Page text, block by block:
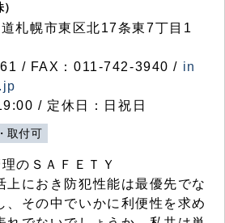
札幌市東区北17条東7丁目1
/ FAX：011-742-3940 / in
/ 定休日：日祝日
取付可
のＳＡＦＥＴＹ
上におき防犯性能は最優先でな
、その中でいかに利便性を求め